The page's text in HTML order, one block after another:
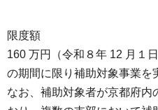
限度額
160 万円（令和８年 12 月１
の期間に限り補助対象事業を
なお、補助対象者が京都府内